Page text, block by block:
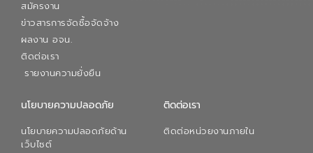
สมัครงาน
ข่าวสารการจัดซื้อจัดจ้าง
ผลงาน อจน.
ติดต่อเรา
รายงานความยั่งยืน
นโยบายความปลอดภัย
นโยบายความปลอดภัยด้าน
เว็บไซต์
ติดต่อเรา
ติดต่อหน่วยงานภายใน